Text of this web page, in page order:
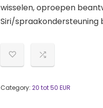
wisselen, oproepen
Siri/spraakondersteuning
Category: 20 tot 50 EUR